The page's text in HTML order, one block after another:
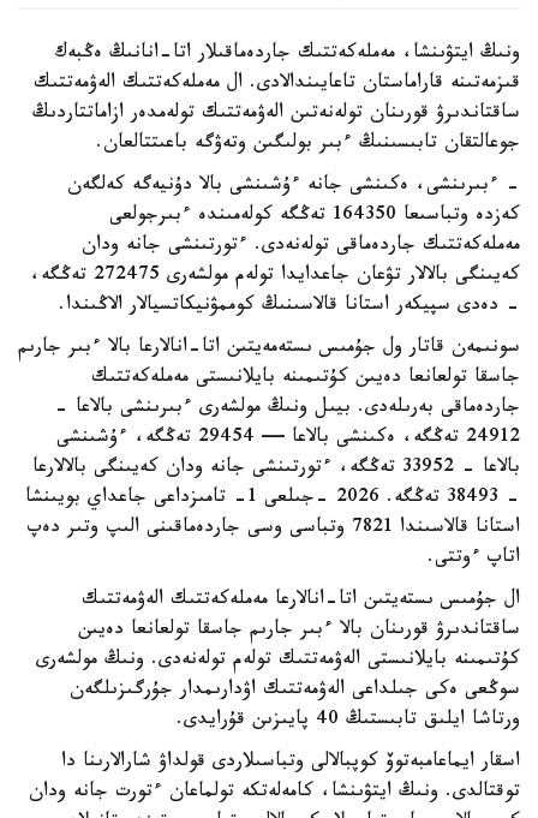
ونىڭ ايتۋىنشا، مەملەكەتتىك جاردەماقىلار اتا-انانىڭ ەڭبەك
قىزمەتىنە قاراماستان تاعايىندالادى. ال مەملەكەتتىك الەۋمەتتىك
ساقتاندىرۋ قورىنان تولەنەتىن الەۋمەتتىك تولەمدەر ازاماتتاردىڭ
جوعالتقان تابىسىنىڭ ءبىر بولىگىن وتەۋگە باعىتتالعان.
- ءبىرىنشى، ەكىنشى جانە ءۇشىنشى بالا دۇنيەگە كەلگەن
كەزدە وتباسىعا 164350 تەڭگە كولەمىندە ءبىرجولعى
مەملەكەتتىك جاردەماقى تولەنەدى. ءتورتىنشى جانە ودان
كەيىنگى بالالار تۋعان جاعدايدا تولەم مولشەرى 272475 تەڭگە،
- دەدى سپيكەر استانا قالاسىنىڭ كوممۋنيكاتسيالار الاڭىندا.
سونىمەن قاتار ول جۇمىس ىستەمەيتىن اتا-انالارعا بالا ءبىر جارىم
جاسقا تولعانعا دەيىن كۇتىمىنە بايلانىستى مەملەكەتتىك
جاردەماقى بەرىلەدى. بيىل ونىڭ مولشەرى ءبىرىنشى بالاعا -
24912 تەڭگە، ەكىنشى بالاعا — 29454 تەڭگە، ءۇشىنشى
بالاعا - 33952 تەڭگە، ءتورتىنشى جانە ودان كەيىنگى بالالارعا
- 38493 تەڭگە. 2026 -جىلعى 1- تامىزداعى جاعداي بويىنشا
استانا قالاسىندا 7821 وتباسى وسى جاردەماقىنى الىپ وتىر دەپ
اتاپ ءوتتى.
ال جۇمىس ىستەيتىن اتا-انالارعا مەملەكەتتىك الەۋمەتتىك
ساقتاندىرۋ قورىنان بالا ءبىر جارىم جاسقا تولعانعا دەيىن
كۇتىمىنە بايلانىستى الەۋمەتتىك تولەم تولەنەدى. ونىڭ مولشەرى
سوڭعى ەكى جىلداعى الەۋمەتتىك اۋدارىمدار جۇرگىزىلگەن
ورتاشا ايلىق تابىستىڭ 40 پايىزىن قۇرايدى.
اسقار ايماعامبەتوۆ كوپبالالى وتباسىلاردى قولداۋ شارالارىنا دا
توقتالدى. ونىڭ ايتۋىنشا، كامەلەتكە تولماعان ءتورت جانە ودان